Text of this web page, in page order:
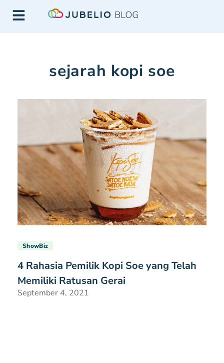
sejarah kopi soe
ShowBiz
4 Rahasia Pemilik Kopi Soe yang Telah
Memiliki Ratusan Gerai
September 4, 2021